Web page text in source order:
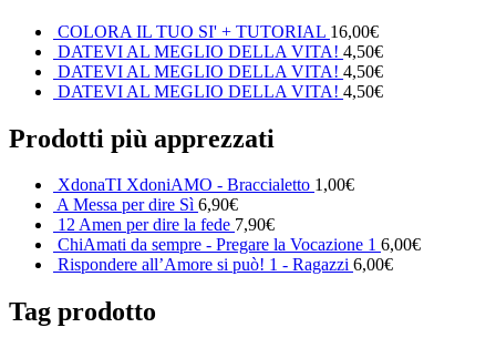
COLORA IL TUO SI' + TUTORIAL 16,00€
DATEVI AL MEGLIO DELLA VITA! 4,50€
DATEVI AL MEGLIO DELLA VITA! 4,50€
DATEVI AL MEGLIO DELLA VITA! 4,50€
Prodotti più apprezzati
XdonaTI XdoniAMO - Braccialetto 1,00€
A Messa per dire Sì 6,90€
12 Amen per dire la fede 7,90€
ChiAmati da sempre - Pregare la Vocazione 1 6,00€
Rispondere all’Amore si può! 1 - Ragazzi 6,00€
Tag prodotto